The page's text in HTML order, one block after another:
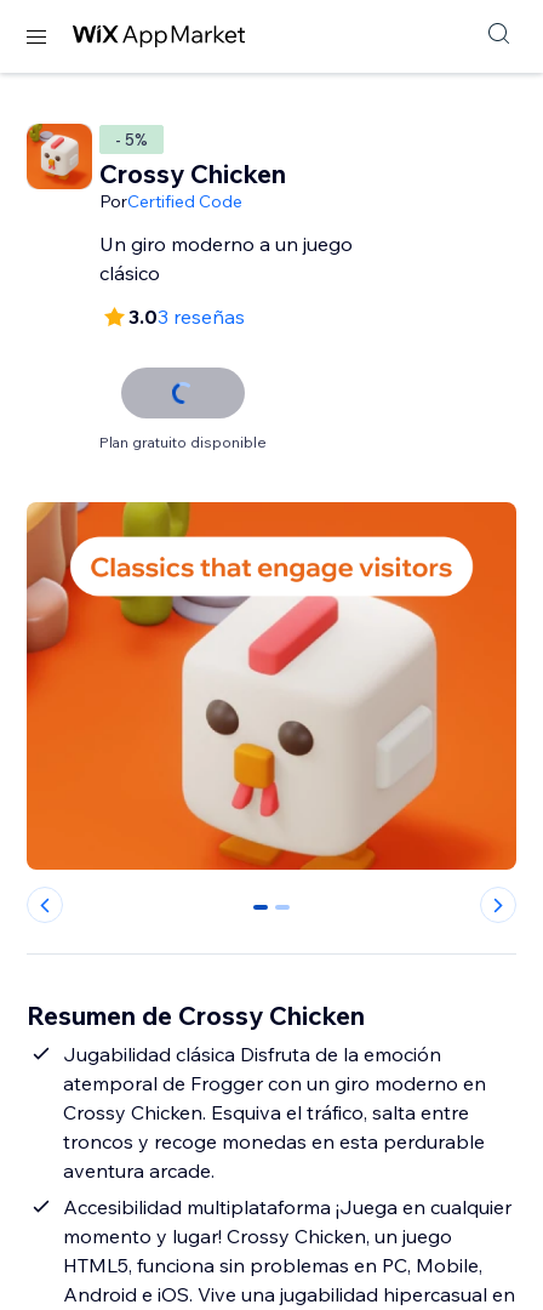
- 5%
Crossy Chicken
PorCertified Code
Un giro moderno a un juego
clásico
3.03 reseñas
Plan gratuito disponible
0 1
Resumen de Crossy Chicken
Jugabilidad clásica Disfruta de la emoción
atemporal de Frogger con un giro moderno en
Crossy Chicken. Esquiva el tráfico, salta entre
troncos y recoge monedas en esta perdurable
aventura arcade.
Accesibilidad multiplataforma ¡Juega en cualquier
momento y lugar! Crossy Chicken, un juego
HTML5, funciona sin problemas en PC, Mobile,
Android e iOS. Vive una jugabilidad hipercasual en